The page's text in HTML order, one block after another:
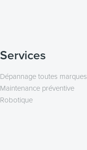
Services
Dépannage toutes marques
Maintenance préventive
Robotique